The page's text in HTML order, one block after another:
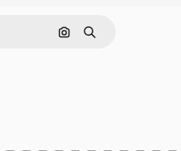
Pesquisar por imagem
Buscar